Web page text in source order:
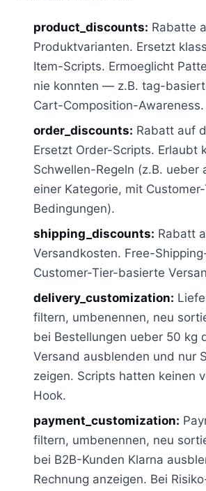
product_discounts: Rabatte
Produktvarianten. Ersetzt
Item-Scripts. Ermoeglicht
nie konnten — z.B. tag-
Cart-Composition-Awareness.
order_discounts: Rabatt auf
Ersetzt Order-Scripts. Erlaubt
Schwellen-Regeln (z.B. ueber
einer Kategorie, mit
Bedingungen).
shipping_discounts: Rabatt
Versandkosten. Free-
Customer-Tier-basierte
delivery_customization:
filtern, umbenennen, neu
bei Bestellungen ueber 50 kg
Versand ausblenden und nur
zeigen. Scripts hatten keinen
Hook.
payment_customization:
filtern, umbenennen, neu
bei B2B-Kunden Klarna
Rechnung anzeigen. Bei